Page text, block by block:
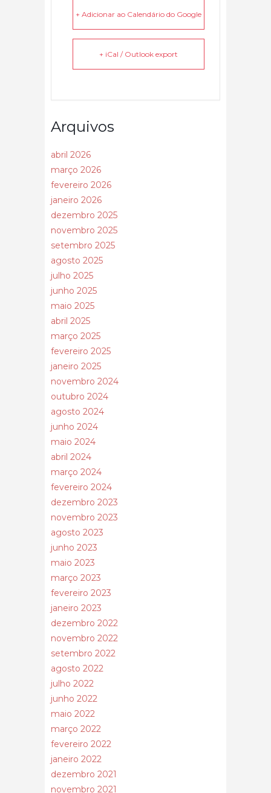
+ Adicionar ao Calendário do Google
+ iCal / Outlook export
Arquivos
abril 2026
março 2026
fevereiro 2026
janeiro 2026
dezembro 2025
novembro 2025
setembro 2025
agosto 2025
julho 2025
junho 2025
maio 2025
abril 2025
março 2025
fevereiro 2025
janeiro 2025
novembro 2024
outubro 2024
agosto 2024
junho 2024
maio 2024
abril 2024
março 2024
fevereiro 2024
dezembro 2023
novembro 2023
agosto 2023
junho 2023
maio 2023
março 2023
fevereiro 2023
janeiro 2023
dezembro 2022
novembro 2022
setembro 2022
agosto 2022
julho 2022
junho 2022
maio 2022
março 2022
fevereiro 2022
janeiro 2022
dezembro 2021
novembro 2021